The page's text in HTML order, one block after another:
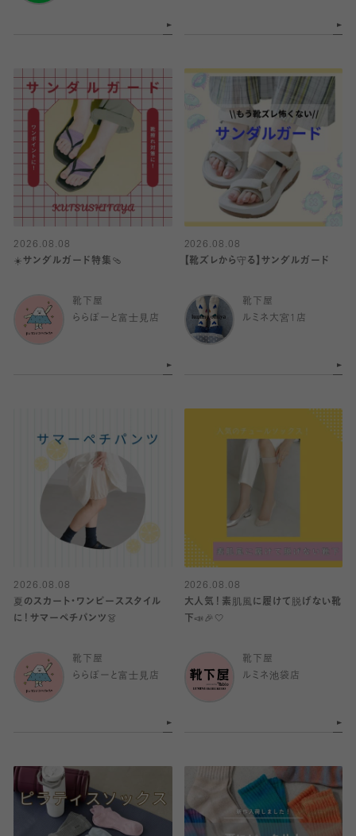
2026.08.08
☀️サンダルガード特集🩴
靴下屋
ららぽーと富士見店
2026.08.08
【靴ズレから守る】サンダルガード
靴下屋
ルミネ大宮1店
2026.08.08
夏のスカート・ワンピーススタイル
に！サマーペチパンツ👗
靴下屋
ららぽーと富士見店
2026.08.08
大人気！素肌風に履けて脱げない靴
下📣🎉🤍
靴下屋
ルミネ池袋店